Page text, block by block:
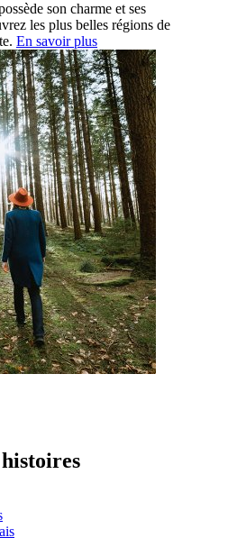
son charme et ses
les plus belles régions de
En savoir plus